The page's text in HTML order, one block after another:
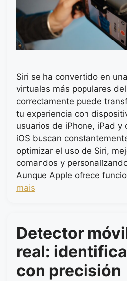
Siri se ha convertido en
virtuales más populares
correctamente puede
tu experiencia con
usuarios de iPhone, iPad y
iOS buscan
optimizar el uso de Siri,
comandos y
Aunque Apple ofrece
mais
Detector
real:
con precisión